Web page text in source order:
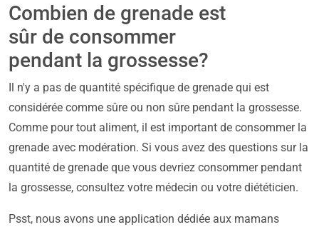
Combien de grenade est
sûr de consommer
pendant la grossesse?
Il n'y a pas de quantité spécifique de grenade qui est
considérée comme sûre ou non sûre pendant la grossesse.
Comme pour tout aliment, il est important de consommer la
grenade avec modération. Si vous avez des questions sur la
quantité de grenade que vous devriez consommer pendant
la grossesse, consultez votre médecin ou votre diététicien.
Psst, nous avons une application dédiée aux mamans